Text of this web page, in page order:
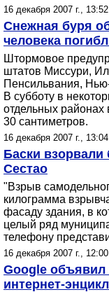
16 декабря 2007 г., 13:52
Снежная буря
человека
Штормовое
штатов Миссури,
Пенсильвания,
В субботу в
отдельных районах
30 сантиметров.
16 декабря 2007 г., 13:04
Баски взорвали
Сестао
"Взрыв
килограмма
фасаду здания, в
целый ряд
телефону
16 декабря 2007 г., 12:00
Google объявил
интернет-